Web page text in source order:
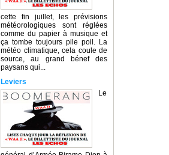
cette fin juillet, les prévisions
météorologiques sont réglées
comme du papier à musique et
ça tombe toujours pile poil. La
météo climatique, cela coule de
source, au grand bénef des
paysans qui...
Leviers
Le